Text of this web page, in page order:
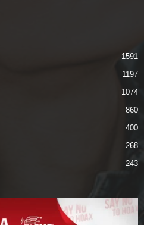
1591
1197
1074
860
400
268
243